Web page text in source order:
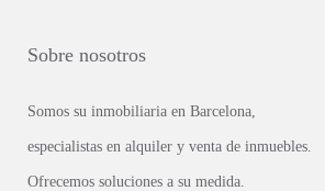
Sobre nosotros
Somos su inmobiliaria en Barcelona,
especialistas en alquiler y venta de inmuebles.
Ofrecemos soluciones a su medida.